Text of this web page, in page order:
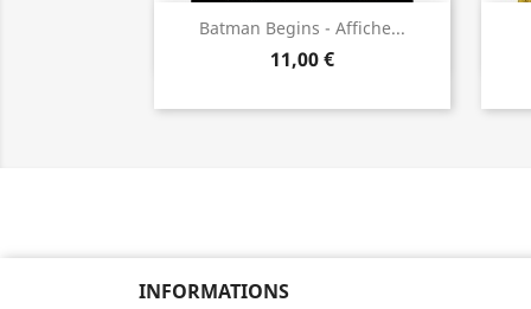
Batman Begins - Affiche...
11,00 €
Aperçu rapide
INFORMATIONS